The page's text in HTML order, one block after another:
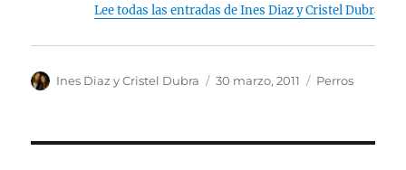
Lee todas las entradas de Ines Diaz y Cristel Dubra
Autor
Ines Diaz y Cristel Dubra
Publicado
30 marzo, 2011 Categorías
Perros